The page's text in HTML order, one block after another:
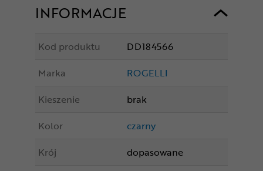
INFORMACJE
Kod produktu
DD184566
Marka
ROGELLI
Kieszenie
brak
Kolor
czarny
Krój
dopasowane